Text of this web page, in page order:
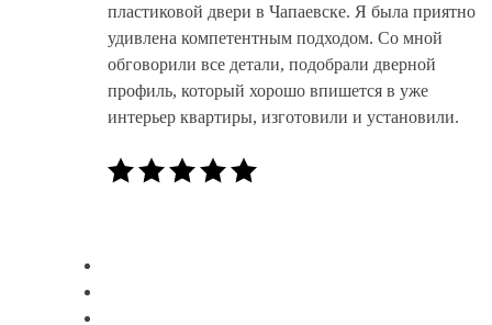
пластиковой двери в Чапаевске. Я была приятно
удивлена компетентным подходом. Со мной
обговорили все детали, подобрали дверной
профиль, который хорошо впишется в уже
интерьер квартиры, изготовили и установили.